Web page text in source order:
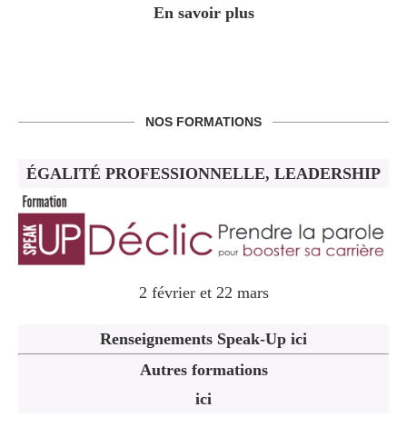
En savoir plus
NOS FORMATIONS
ÉGALITÉ PROFESSIONNELLE, LEADERSHIP
2 février et 22 mars
Renseignements Speak-Up ici
Autres formations
ici